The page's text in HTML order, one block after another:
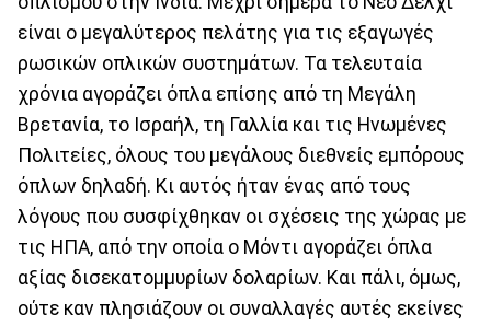
είναι ο μεγαλύτερος πελάτης για τις εξαγωγές
ρωσικών οπλικών συστημάτων. Τα τελευταία
χρόνια αγοράζει όπλα επίσης από τη Μεγάλη
Βρετανία, το Ισραήλ, τη Γαλλία και τις Ηνωμένες
Πολιτείες, όλους του μεγάλους διεθνείς εμπόρους
όπλων δηλαδή. Κι αυτός ήταν ένας από τους
λόγους που συσφίχθηκαν οι σχέσεις της χώρας με
τις ΗΠΑ, από την οποία ο Μόντι αγοράζει όπλα
αξίας δισεκατομμυρίων δολαρίων. Και πάλι, όμως,
ούτε καν πλησιάζουν οι συναλλαγές αυτές εκείνες